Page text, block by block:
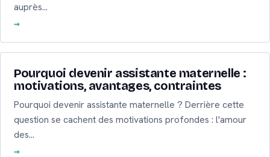
auprès…
Pourquoi devenir assistante maternelle :
motivations, avantages, contraintes
Pourquoi devenir assistante maternelle ? Derrière cette
question se cachent des motivations profondes : l'amour
des…